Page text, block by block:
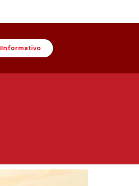
Informativo